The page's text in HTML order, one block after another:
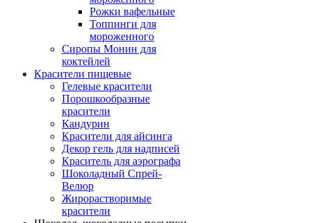
Рожки вафельные
Топпинги для
мороженного
Сиропы Монин для
коктейлей
Красители пищевые
Гелевые красители
Порошкообразные
красители
Кандурин
Красители для айсинга
Декор гель для надписей
Краситель для аэрографа
Шоколадный Спрей-
Велюр
Жирорастворимые
красители